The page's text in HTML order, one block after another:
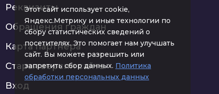
Реквизиты
Обращения граждан
Карта партнера
Старая версия сайта
Вход
Этот сайт использует cookie,
Яндекс.Метрику и иные технологии по
сбору статистических сведений о
посетителях. Это помогает нам улучшать
сайт. Вы можете разрешить или
запретить сбор данных. Политика
обработки персональных данных